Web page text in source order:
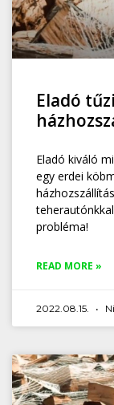
Eladó
Eladó kiváló
egy erdei
probléma!
READ MORE »
2022.08.15.